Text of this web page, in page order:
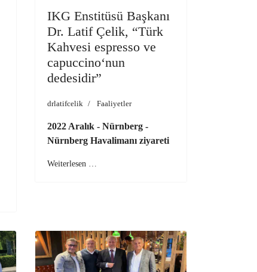
IKG Enstitüsü Başkanı
Dr. Latif Çelik, “Türk
Kahvesi espresso ve
capuccino‘nun
dedesidir”
drlatifcelik Faaliyetler
2022 Aralık - Nürnberg -
Nürnberg Havalimanı ziyareti
Weiterlesen …